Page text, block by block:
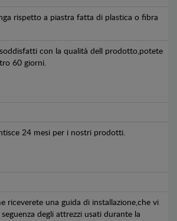
rispetto a piastra fatta di plastica o fibra
con la qualità dell prodotto,potete
60 giorni.
24 mesi per i nostri prodotti.
riceverete una guida di installazione,che vi
degli attrezzi usati durante la